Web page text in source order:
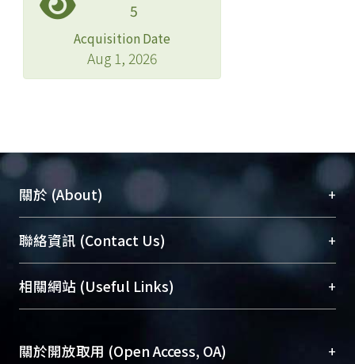
5
Acquisition Date
Aug 1, 2026
關於 (About) +
臺大位居世界頂尖大學之列，為永久珍藏及向國際
展現本校豐碩的研究成果及學術能量，圖書館整合
機構典藏（NTUR）與學術庫（AH）不同功能平
台，成為臺大學術典藏NTU scholars。期能整合研
成果。
聯絡資訊 (Contact Us) +
總館學科館員(Main Library)
醫學圖書館學科館員(Medical Library)
Sciences Library)
相關網站 (Useful Links) +
關於開放取用 (Open Access, OA) +